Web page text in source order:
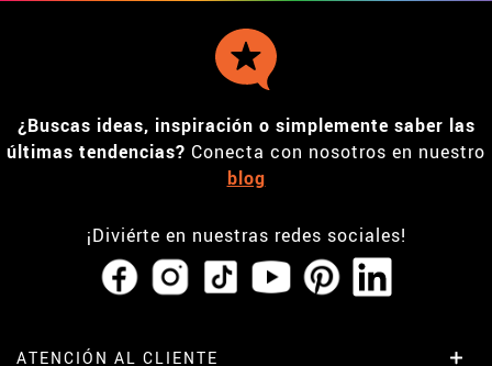
¿Buscas ideas, inspiración o simplemente saber las
últimas tendencias? Conecta con nosotros en nuestro
blog
¡Diviérte en nuestras redes sociales!
ATENCIÓN AL CLIENTE